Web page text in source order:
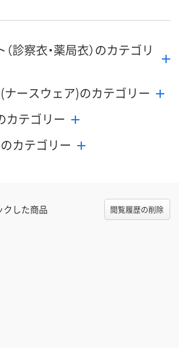
診察衣・薬局衣）のカテゴリ
(ナースウェア)のカテゴリー
カテゴリー
カテゴリー
クした商品 閲覧履歴の削除